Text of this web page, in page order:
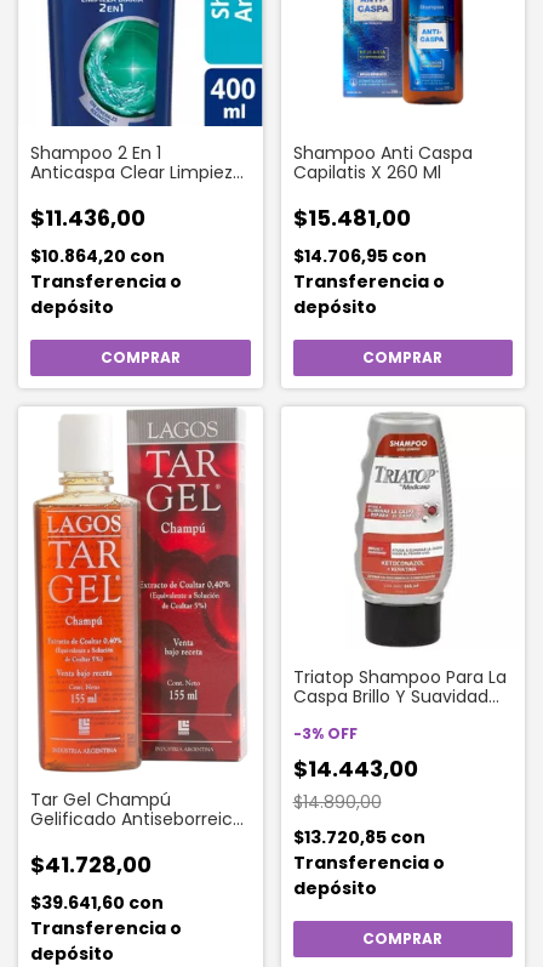
Shampoo 2 En 1
Anticaspa Clear Limpieza
$11.436,00
$10.864,20 con
Transferencia o
depósito
Shampoo Anti Caspa
Capilatis X 260 Ml
$15.481,00
$14.706,95 con
Transferencia o
depósito
Tar Gel Champú
Gelificado Antiseborreico
$41.728,00
$39.641,60 con
Transferencia o
depósito
Triatop Shampoo Para La
Caspa Brillo Y Suavidad
-3% OFF
$14.443,00
$14.890,00
$13.720,85 con
Transferencia o
depósito